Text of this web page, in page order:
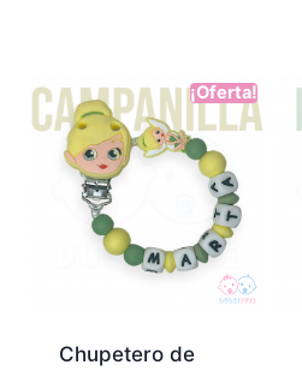
hasta
30,95 €
¡Oferta!
Chupetero de